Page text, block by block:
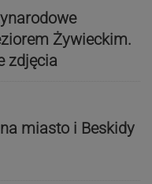
Żywieckim.
zdjęcia
miasto i Beskidy